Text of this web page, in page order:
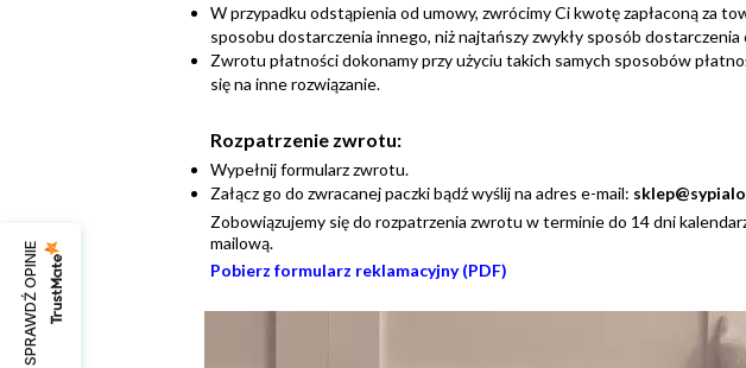
W przypadku odstąpienia od umowy, zwrócimy Ci kwotę zapłaconą za
sposobu dostarczenia innego, niż najtańszy zwykły sposób
Zwrotu płatności dokonamy przy użyciu takich samych sposobów
się na inne rozwiązanie.
Rozpatrzenie zwrotu:
Wypełnij formularz zwrotu.
Załącz go do zwracanej paczki bądź wyślij na adres e-mail:
Zobowiązujemy się do rozpatrzenia zwrotu w terminie do 14 dni
mailową.
Pobierz formularz reklamacyjny (PDF)
SPRAWDŹ OPINIE